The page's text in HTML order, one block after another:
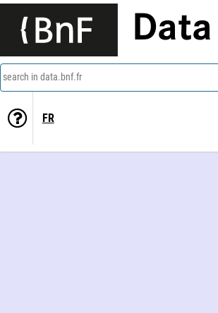
Data
search in data.bnf.fr
FR